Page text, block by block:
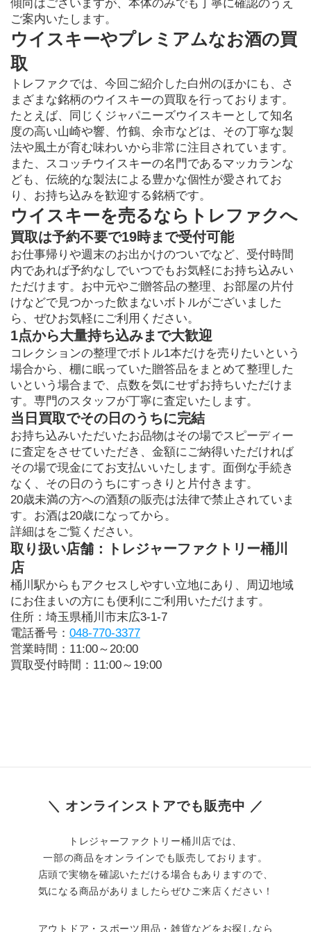
傾向はございますが、本体のみでも丁寧に確認のうえ
ご案内いたします。
ウイスキーやプレミアムなお酒の買
取
トレファクでは、今回ご紹介した白州のほかにも、さ
まざまな銘柄のウイスキーの買取を行っております。
たとえば、同じくジャパニーズウイスキーとして知名
度の高い山崎や響、竹鶴、余市などは、その丁寧な製
法や風土が育む味わいから非常に注目されています。
また、スコッチウイスキーの名門であるマッカランな
ども、伝統的な製法による豊かな個性が愛されてお
り、お持ち込みを歓迎する銘柄です。
ウイスキーを売るならトレファクへ
買取は予約不要で19時まで受付可能
お仕事帰りや週末のお出かけのついでなど、受付時間
内であれば予約なしでいつでもお気軽にお持ち込みい
ただけます。お中元やご贈答品の整理、お部屋の片付
けなどで見つかった飲まないボトルがございました
ら、ぜひお気軽にご利用ください。
1点から大量持ち込みまで大歓迎
コレクションの整理でボトル1本だけを売りたいという
場合から、棚に眠っていた贈答品をまとめて整理した
いという場合まで、点数を気にせずお持ちいただけま
す。専門のスタッフが丁寧に査定いたします。
当日買取でその日のうちに完結
お持ち込みいただいたお品物はその場でスピーディー
に査定をさせていただき、金額にご納得いただければ
その場で現金にてお支払いいたします。面倒な手続き
なく、その日のうちにすっきりと片付きます。
20歳未満の方への酒類の販売は法律で禁止されていま
す。お酒は20歳になってから。
詳細はをご覧ください。
取り扱い店舗：トレジャーファクトリー桶川
店
桶川駅からもアクセスしやすい立地にあり、周辺地域
にお住まいの方にも便利にご利用いただけます。
住所：埼玉県桶川市末広3-1-7
電話番号： 048-770-3377
営業時間：11:00～20:00
買取受付時間：11:00～19:00
＼ オンラインストアでも販売中 ／
トレジャーファクトリー桶川店では、
一部の商品をオンラインでも販売しております。
店頭で実物を確認いただける場合もありますので、
気になる商品がありましたらぜひご来店ください！
アウトドア・スポーツ用品・雑貨などをお探しなら